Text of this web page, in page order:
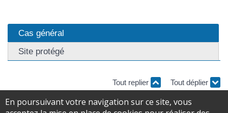
Cas général
Site protégé
Tout replier Tout déplier
Vérifier si les travaux sont concernés par une
En poursuivant votre navigation sur ce site, vous